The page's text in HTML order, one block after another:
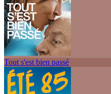
Tout s'est bien passé